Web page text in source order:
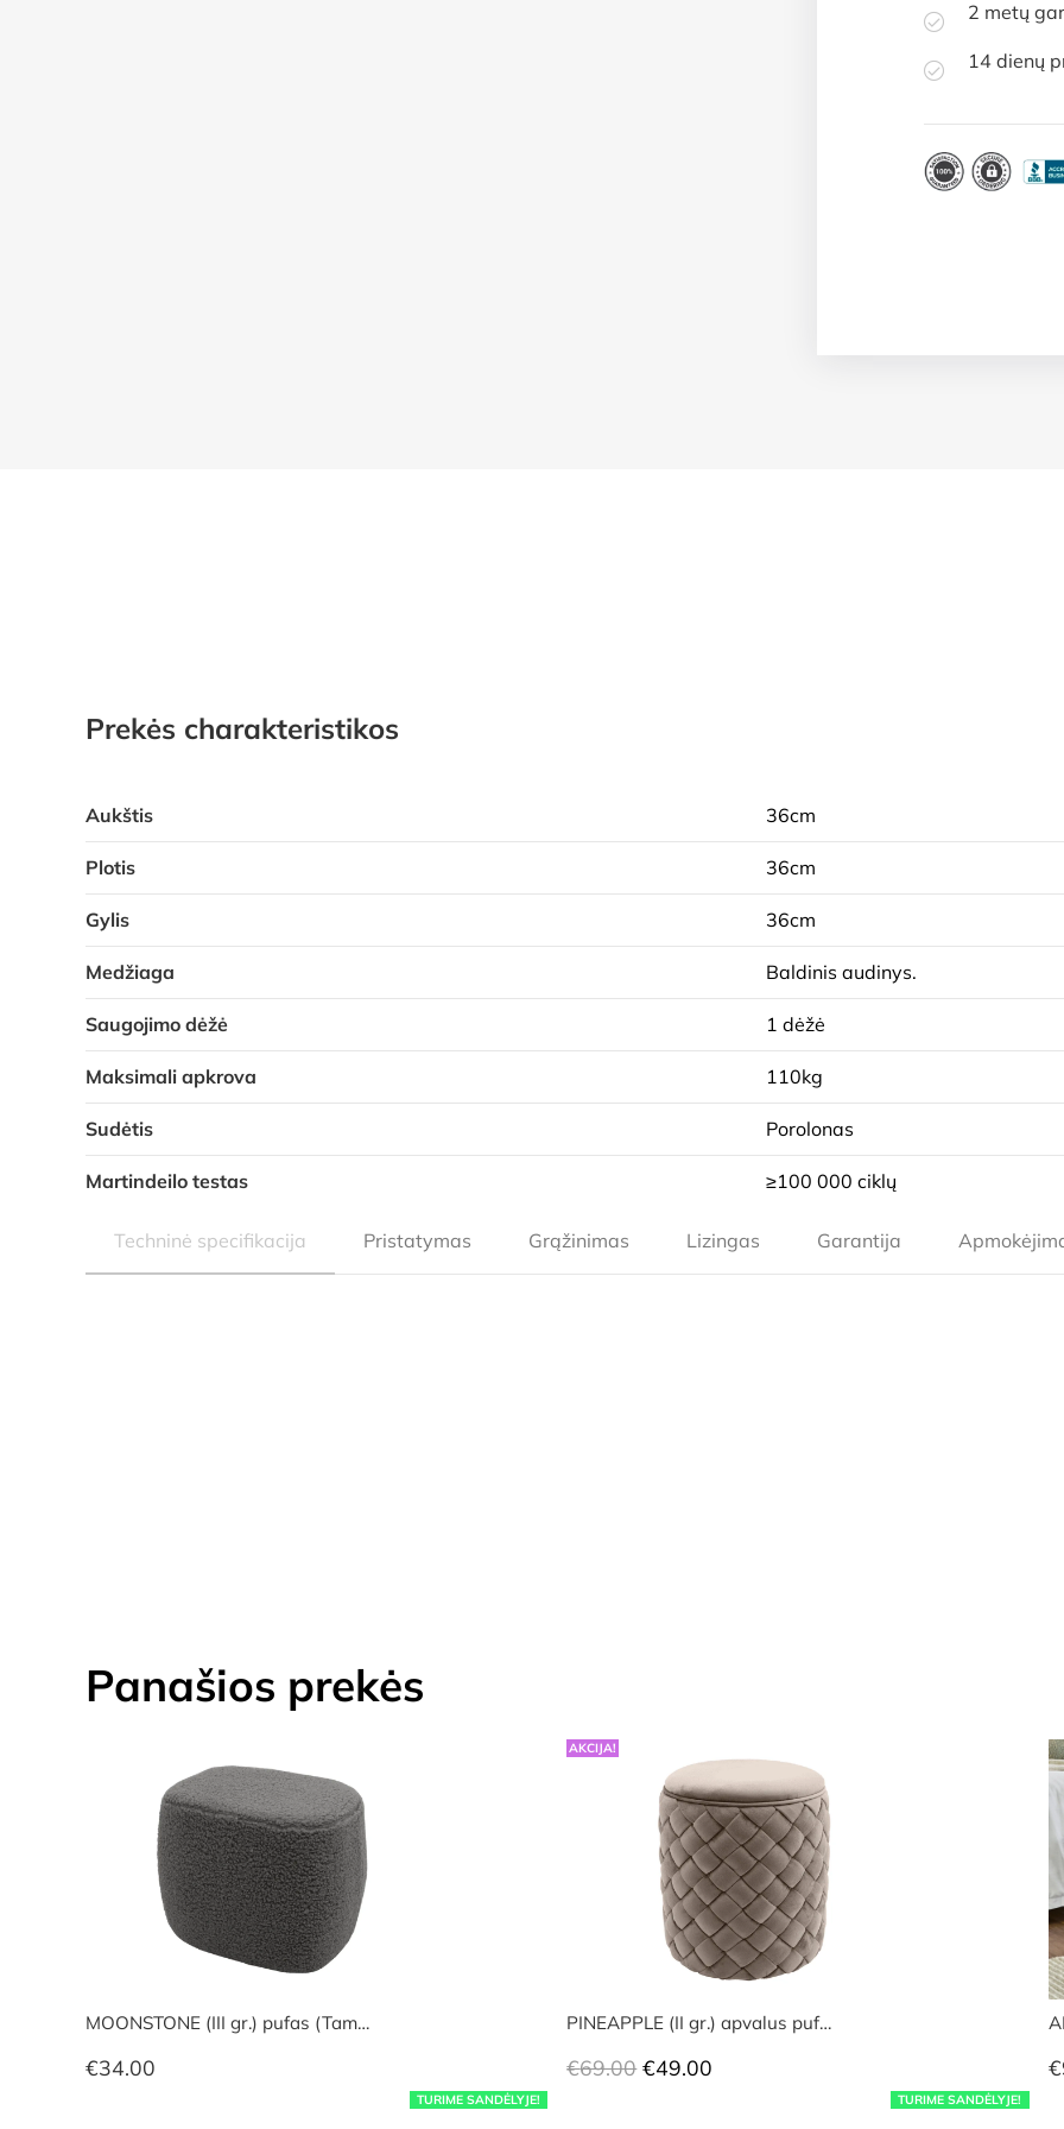
2 metų
14 dienų
Prekės charakteristikos
Aukštis 36cm
Plotis 36cm
Gylis 36cm
Medžiaga Baldinis audinys.
Saugojimo dėžė 1 dėžė
Maksimali apkrova 110kg
Sudėtis Porolonas
Martindeilo testas ≥100 000 ciklų
Techninė specifikacija Pristatymas Grąžinimas Lizingas Garantija
Panašios prekės
TURIME SANDĖLYJE!
MOONSTONE (III gr.) pufas (Tam…
€34.00
AKCIJA!
TURIME SANDĖLYJE!
PINEAPPLE (II gr.) apvalus puf…
€69.00 Original
€49.00 €